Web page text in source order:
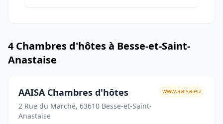
4 Chambres d'hôtes à Besse-et-Saint-
Anastaise
AAISA Chambres d'hôtes
2 Rue du Marché, 63610 Besse-et-Saint-
Anastaise
www.aaisa.eu